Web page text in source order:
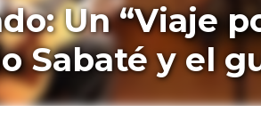
Un “Viaje
Sabaté y el